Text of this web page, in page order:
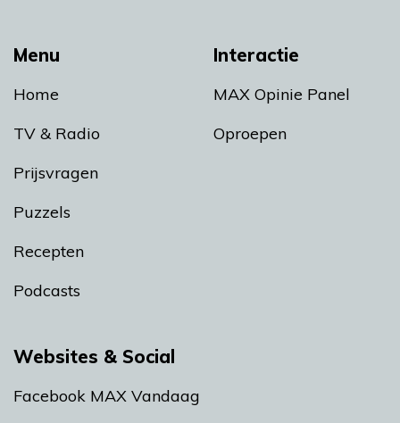
Menu
Home
TV & Radio
Prijsvragen
Puzzels
Recepten
Podcasts
Interactie
MAX Opinie Panel
Oproepen
Websites & Social
Facebook MAX Vandaag